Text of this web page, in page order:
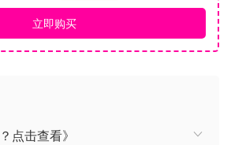
特和罗伯斯庇尔。由你来斩断所有阴
法国大革命走向成功。
立即购买
点击查看》